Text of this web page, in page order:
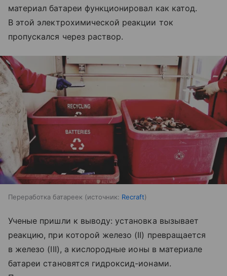
материал батареи функционировал как катод.
В этой электрохимической реакции ток
пропускался через раствор.
Переработка батареек источник: Recraft
Ученые пришли к выводу: установка вызывает
реакцию, при которой железо (II) превращается
в железо (III), а кислородные ионы в материале
батареи становятся гидроксид-ионами.